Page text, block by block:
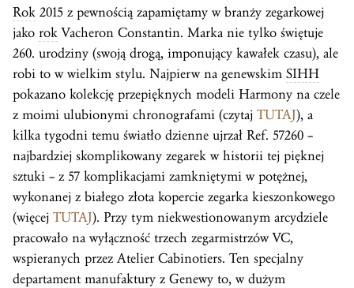
Rok 2015 z pewnością zapamiętamy w branży zegarkowej
jako rokVacheron Constantin. Marka nie tylko świętuje
260. urodziny (swoją drogą, imponujący kawałek czasu), ale
robi to w wielkim stylu. Najpierw na genewskim SIHH
pokazano kolekcję przepięknych modeli Harmony na czele
z moimi ulubionymi chronografami (czytaj TUTAJ), a
kilka tygodni temu światło dzienne ujrzał Ref. 57260 –
najbardziej skomplikowany zegarek w historii tej pięknej
sztuki – z 57 komplikacjami zamkniętymi w potężnej,
wykonanej z białego złota kopercie zegarka kieszonkowego
(więcej TUTAJ). Przy tym niekwestionowanym arcydziele
pracowało na wyłączność trzech zegarmistrzów VC,
wspieranych przez Atelier Cabinotiers. Ten specjalny
departament manufaktury z Genewy to, w dużym